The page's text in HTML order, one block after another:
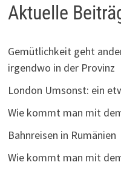
Aktuelle
Gemütlichkeit geht
irgendwo in der Provinz
London Umsonst: ein
Wie kommt man mit
Bahnreisen in Rumänien
Wie kommt man mit